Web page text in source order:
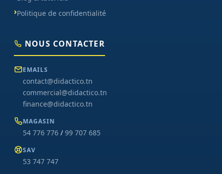
Politique de confidentialité
NOUS CONTACTER
EMAILS
contact@didactico.tn
commercial@didactico.tn
finance@didactico.tn
MAGASIN
54 776 776 / 99 707 685
SAV
53 747 747